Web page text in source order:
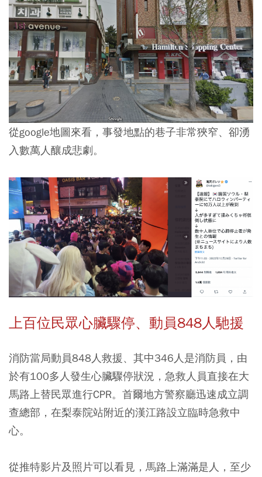
從google地圖來看，事發地點的巷子非常狹窄、卻湧
入數萬人釀成悲劇。
上百位民眾心臟驟停、動員848人馳援
消防當局動員848人救援、其中346人是消防員，由
於有100多人發生心臟驟停狀況，急救人員直接在大
馬路上替民眾進行CPR。首爾地方警察廳迅速成立調
查總部，在梨泰院站附近的漢江路設立臨時急救中
心。
從推特影片及照片可以看見，馬路上滿滿是人，至少